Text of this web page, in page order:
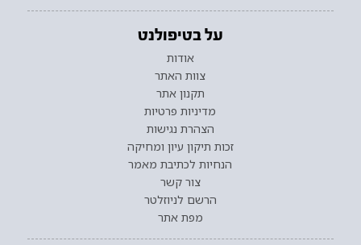
על בטיפולנט
אודות
צוות האתר
תקנון אתר
מדיניות פרטיות
הצהרת נגישות
זכות תיקון עיון ומחיקה
הנחיות לכתיבת מאמר
צור קשר
הרשם לניוזלטר
מפת אתר